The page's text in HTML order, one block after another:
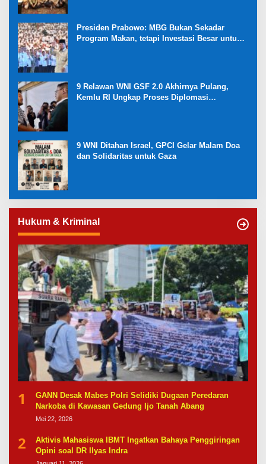
Presiden Prabowo: MBG Bukan Sekadar
Program Makan, tetapi Investasi Besar untuk
9 Relawan WNI GSF 2.0 Akhirnya Pulang,
Kemlu RI Ungkap Proses Diplomasi
9 WNI Ditahan Israel, GPCI Gelar Malam Doa
dan Solidaritas untuk Gaza
Hukum & Kriminal
1
GANN Desak Mabes Polri Selidiki Dugaan Peredaran
Narkoba di Kawasan Gedung Ijo Tanah Abang
Mei 22, 2026
2
Aktivis Mahasiswa IBMT Ingatkan Bahaya Penggiringan
Opini soal DR Ilyas Indra